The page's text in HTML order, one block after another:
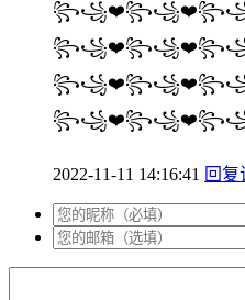
2022-11-11 14:16:41 回复